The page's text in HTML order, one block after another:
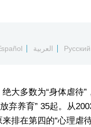
العربية Русский
大多数为“身体虐待”
弃养育” 35起。从
排在第四的“心理虐